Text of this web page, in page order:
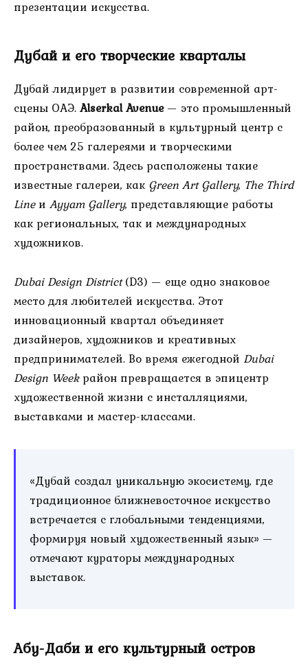
презентации искусства.
Дубай и его творческие кварталы
Дубай лидирует в развитии современной арт-
сцены ОАЭ.Alserkal Avenue— это промышленный
район, преобразованный в культурный центр с
более чем 25 галереями и творческими
пространствами. Здесь расположены такие
известные галереи, как Green Art Gallery, The Third
Lineи Ayyam Gallery, представляющие работы
как региональных, так и международных
художников.
Dubai Design District(D3) — еще одно знаковое
место для любителей искусства. Этот
инновационный квартал объединяет
дизайнеров, художников и креативных
предпринимателей. Во время ежегодной Dubai
Design Weekрайон превращается в эпицентр
художественной жизни с инсталляциями,
выставками и мастер-классами.
«Дубай создал уникальную экосистему, где
традиционное ближневосточное искусство
встречается с глобальными тенденциями,
формируя новый художественный язык» —
отмечают кураторы международных
выставок.
Абу-Даби и его культурный остров